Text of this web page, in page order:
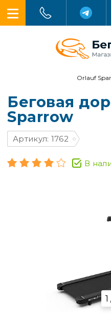
Orlauf
Беговая
Sparrow
Артикул: 1762
В